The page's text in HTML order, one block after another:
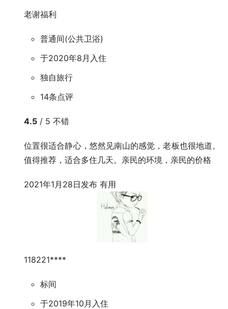
老谢福利
普通间(公共卫浴)
于2020年8月入住
独自旅行
14条点评
4.5 / 5 不错
位置很适合静心，悠然见南山的感觉，老板也很地道。
值得推荐，适合多住几天。亲民的环境，亲民的价格
2021年1月28日发布 有用
118221****
标间
于2019年10月入住